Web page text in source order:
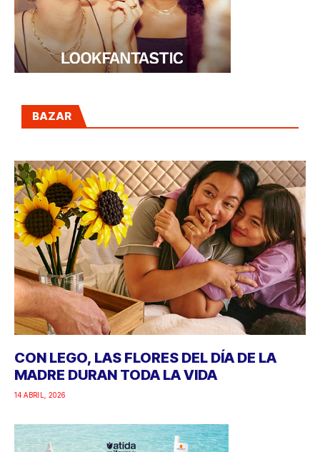
BAZAR
CON LEGO, LAS FLORES DEL DÍA DE LA
MADRE DURAN TODA LA VIDA
14 ABRIL, 2026